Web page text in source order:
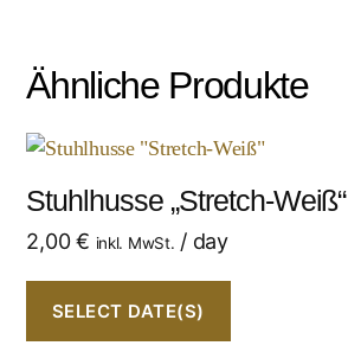
Ähnliche Produkte
Stuhlhusse „Stretch-Weiß“
2,00€ inkl. MwSt. / day
SELECT DATE(S)